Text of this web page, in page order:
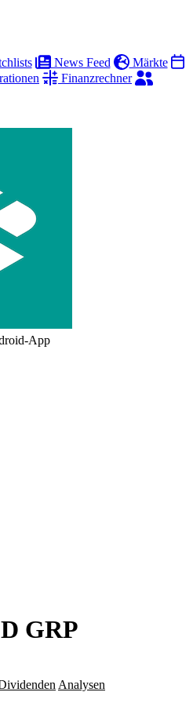
News Feed
Märkte
Finanzrechner
App
GRP
Analysen